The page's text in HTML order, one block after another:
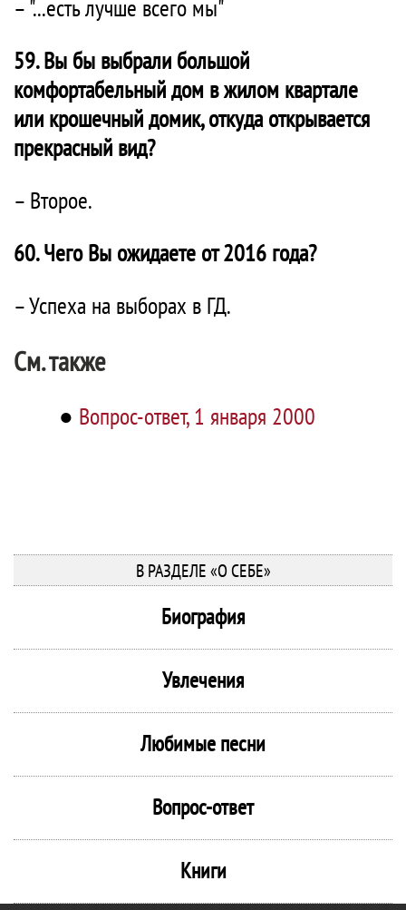
– "...есть лучше всего мы"
59. Вы бы выбрали большой
комфортабельный дом в жилом квартале
или крошечный домик, откуда открывается
прекрасный вид?
– Второе.
60. Чего Вы ожидаете от 2016 года?
– Успеха на выборах в ГД.
См. также
● Вопрос-ответ, 1 января 2000
В РАЗДЕЛЕ «О СЕБЕ»
Биография
Увлечения
Любимые песни
Вопрос-ответ
Книги